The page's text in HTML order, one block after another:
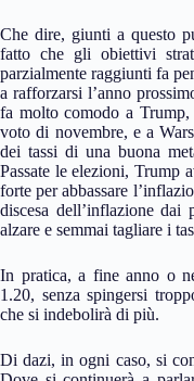
Che dire, giunti a questo
fatto che gli obiettivi
parzialmente raggiunti fa
a rafforzarsi l’anno
fa molto comodo a Trump,
voto di novembre, e a
dei tassi di una buona
Passate le elezioni, Trump
forte per abbassare
discesa dell’inflazione
alzare e semmai tagliare i
In pratica, a fine anno o
1.20, senza spingersi
che si indebolirà di più.
Di dazi, in ogni caso, si